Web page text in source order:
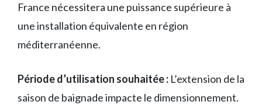
France nécessitera une puissance supérieure à
une installation équivalente en région
méditerranéenne.
Période d’utilisation souhaitée : L’extension de la
saison de baignade impacte le dimensionnement.